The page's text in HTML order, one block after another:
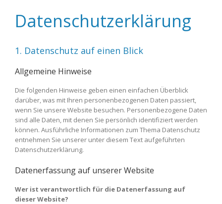
Datenschutzerklärung
1. Datenschutz auf einen Blick
Allgemeine Hinweise
Die folgenden Hinweise geben einen einfachen Überblick
darüber, was mit Ihren personenbezogenen Daten passiert,
wenn Sie unsere Website besuchen. Personenbezogene Daten
sind alle Daten, mit denen Sie persönlich identifiziert werden
können. Ausführliche Informationen zum Thema Datenschutz
entnehmen Sie unserer unter diesem Text aufgeführten
Datenschutzerklärung.
Datenerfassung auf unserer Website
Wer ist verantwortlich für die Datenerfassung auf
dieser Website?